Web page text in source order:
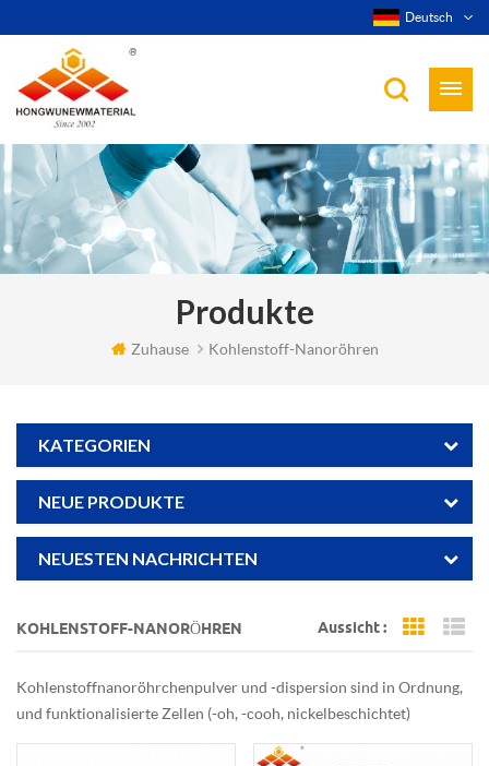
Deutsch
Produkte
Zuhause Kohlenstoff-Nanoröhren
KATEGORIEN
NEUE PRODUKTE
NEUESTEN NACHRICHTEN
KOHLENSTOFF-NANORÖHREN Aussicht : Grid
Kohlenstoffnanoröhrchenpulver und -dispersion sind in Ordnung,
und funktionalisierte Zellen (-oh, -cooh, nickelbeschichtet)